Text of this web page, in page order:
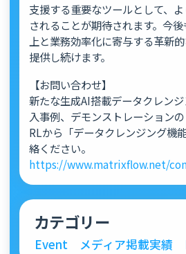
支援する重要なツールとして、
されることが期待されます。今
上と業務効率化に寄与する革新
提供し続けます。
【お問い合わせ】
新たな生成AI搭載データクレン
入事例、デモンストレーション
RLから「データクレンジング機
絡ください。
https://www.matrixflow.net/
カテゴリー
Event メディア掲載実績